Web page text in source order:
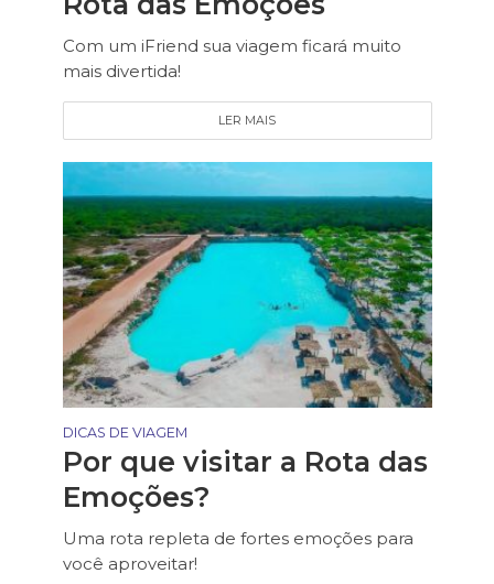
Com um iFriend sua viagem ficará muito
mais divertida!
LER MAIS
DICAS DE VIAGEM
Por que visitar a Rota das
Emoções?
Uma rota repleta de fortes emoções para
você aproveitar!